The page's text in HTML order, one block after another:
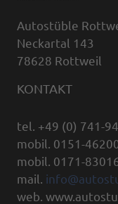
Autostüble
Neckartal 143
78628 Rottweil
KONTAKT
tel. +49 (0) 741-
mobil. 0151-
mobil. 0171-
mail.
web.